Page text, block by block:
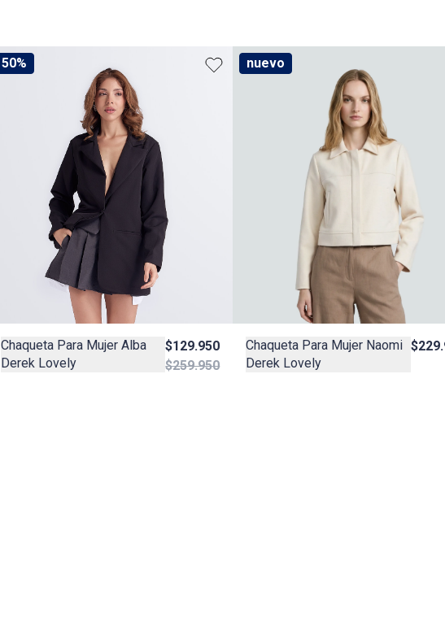
50%
Chaqueta Para Mujer Alba
Derek Lovely
$129.950
$259.950
nuevo
Chaqueta Para Mujer Naomi
Derek Lovely